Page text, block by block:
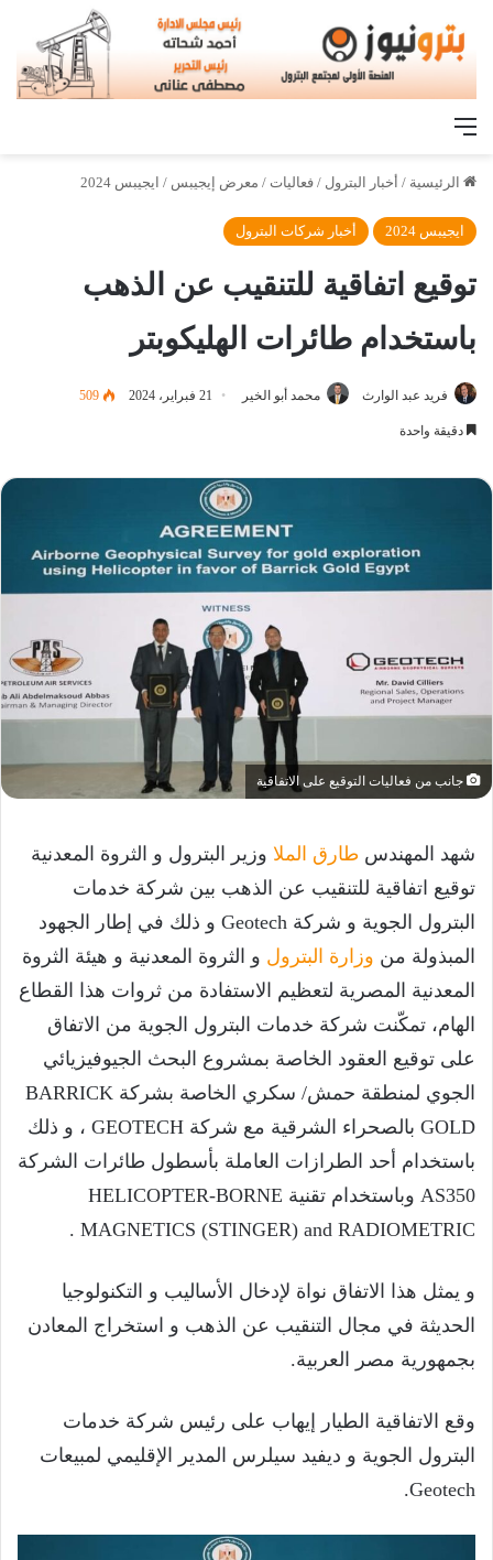
القائمة
الرئيسية / أخبار البترول / فعاليات / معرض إيجيبس / ايجيبس 2024
ايجيبس 2024 أخبار شركات البترول
توقيع اتفاقية للتنقيب عن الذهب
باستخدام طائرات الهليكوبتر
فريد عبد الوارث محمد أبو الخير 21 فبراير، 2024 509
دقيقة واحدة
جانب من فعاليات التوقيع على الاتفاقية
شهد المهندس طارق الملا وزير البترول و الثروة المعدنية
توقيع اتفاقية للتنقيب عن الذهب بين شركة خدمات
البترول الجوية و شركة Geotech و ذلك في إطار الجهود
المبذولة من وزارة البترول و الثروة المعدنية و هيئة الثروة
المعدنية المصرية لتعظيم الاستفادة من ثروات هذا القطاع
الهام، تمكّنت شركة خدمات البترول الجوية من الاتفاق
على توقيع العقود الخاصة بمشروع البحث الجيوفيزيائي
الجوي لمنطقة حمش/ سكري الخاصة بشركة BARRICK
GOLD بالصحراء الشرقية مع شركة GEOTECH ، و ذلك
باستخدام أحد الطرازات العاملة بأسطول طائرات الشركة
AS350 وباستخدام تقنية HELICOPTER-BORNE
MAGNETICS (STINGER) and RADIOMETRIC .
و يمثل هذا الاتفاق نواة لإدخال الأساليب و التكنولوجيا
الحديثة في مجال التنقيب عن الذهب و استخراج المعادن
بجمهورية مصر العربية.
وقع الاتفاقية الطيار إيهاب على رئيس شركة خدمات
البترول الجوية و ديفيد سيلرس المدير الإقليمي لمبيعات
Geotech.